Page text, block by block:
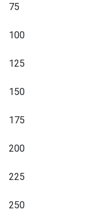
75
100
125
150
175
200
225
250